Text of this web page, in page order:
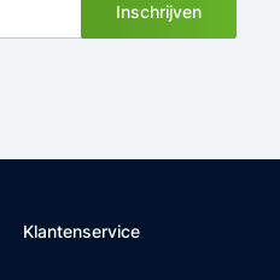
Inschrijven
Klantenservice